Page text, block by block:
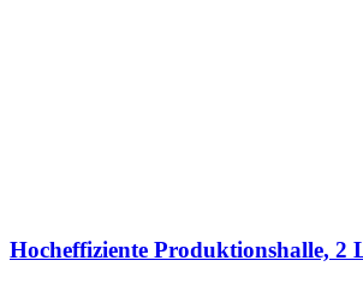
Hocheffiziente Produktionshalle, 2